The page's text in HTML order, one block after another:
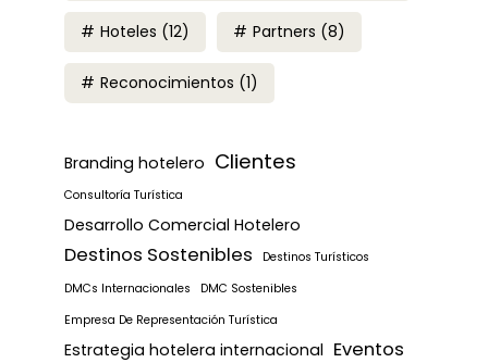
Hoteles (12) Partners (8)
Reconocimientos (1)
Branding hotelero Clientes
Consultoría Turística
Desarrollo Comercial Hotelero
Destinos Sostenibles
Destinos Turísticos
DMCs Internacionales
DMC Sostenibles
Empresa De Representación Turística
Estrategia hotelera internacional Eventos